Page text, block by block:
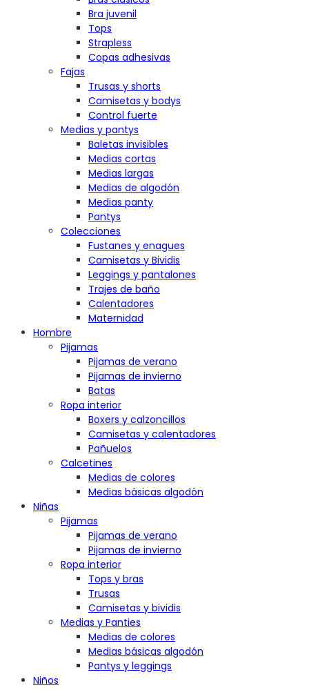
Bra juvenil
Tops
Strapless
Copas adhesivas
Fajas
Trusas y shorts
Camisetas y bodys
Control fuerte
Medias y pantys
Baletas invisibles
Medias cortas
Medias largas
Medias de algodón
Medias panty
Pantys
Colecciones
Fustanes y enagues
Camisetas y Bividis
Leggings y pantalones
Trajes de baño
Calentadores
Maternidad
Hombre
Pijamas
Pijamas de verano
Pijamas de invierno
Batas
Ropa interior
Boxers y calzoncillos
Camisetas y calentadores
Pañuelos
Calcetines
Medias de colores
Medias básicas algodón
Niñas
Pijamas
Pijamas de verano
Pijamas de invierno
Ropa interior
Tops y bras
Trusas
Camisetas y bividis
Medias y Panties
Medias de colores
Medias básicas algodón
Pantys y leggings
Niños